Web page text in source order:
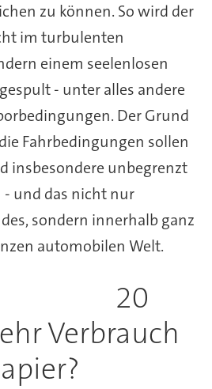
zu können. So wird der
im turbulenten
einem seelenlosen
- unter alles andere
Der Grund
Fahrbedingungen sollen
insbesondere unbegrenzt
- und das nicht nur
sondern innerhalb ganz
automobilen Welt.
20
Verbrauch